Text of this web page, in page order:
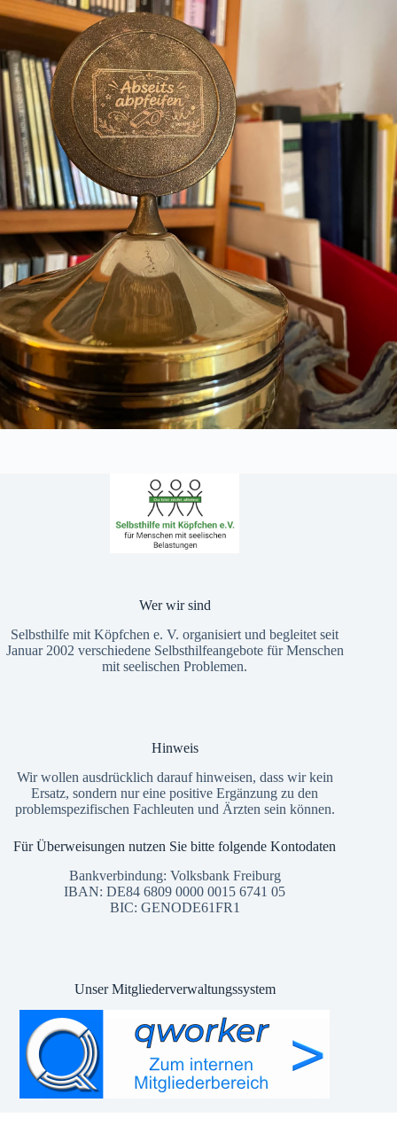
Wer wir sind
Selbsthilfe mit Köpfchen e. V. organisiert und begleitet seit
Januar 2002 verschiedene Selbsthilfeangebote für Menschen
mit seelischen Problemen.
Hinweis
Wir wollen ausdrücklich darauf hinweisen, dass wir kein
Ersatz, sondern nur eine positive Ergänzung zu den
problemspezifischen Fachleuten und Ärzten sein können.
Für Überweisungen nutzen Sie bitte folgende Kontodaten
Bankverbindung: Volksbank Freiburg
IBAN: DE84 6809 0000 0015 6741 05
BIC: GENODE61FR1
Unser Mitgliederverwaltungssystem